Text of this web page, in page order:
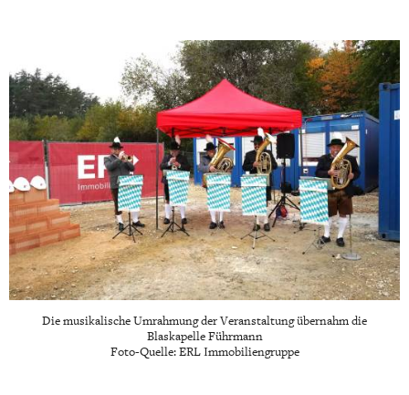
Die musikalische Umrahmung der Veranstaltung übernahm die
Blaskapelle Führmann
Foto-Quelle: ERL Immobiliengruppe